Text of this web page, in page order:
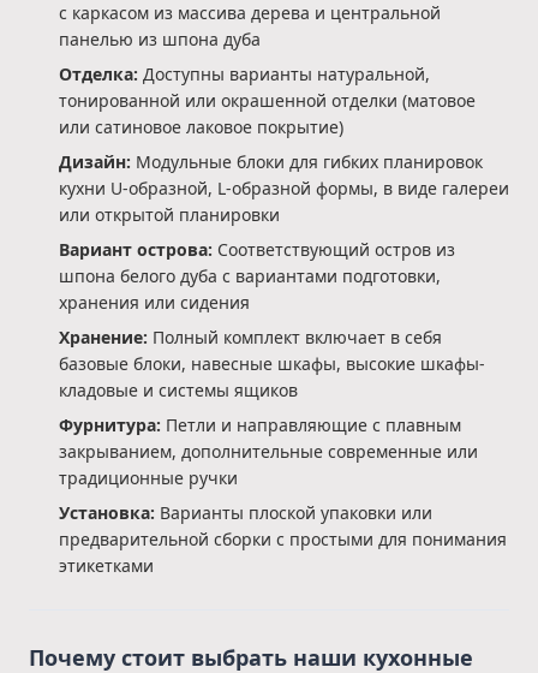
с каркасом из массива дерева и центральной
панелью из шпона дуба
Отделка: Доступны варианты натуральной,
тонированной или окрашенной отделки (матовое
или сатиновое лаковое покрытие)
Дизайн: Модульные блоки для гибких планировок
кухни U-образной, L-образной формы, в виде галереи
или открытой планировки
Вариант острова: Соответствующий остров из
шпона белого дуба с вариантами подготовки,
хранения или сидения
Хранение: Полный комплект включает в себя
базовые блоки, навесные шкафы, высокие шкафы-
кладовые и системы ящиков
Фурнитура: Петли и направляющие с плавным
закрыванием, дополнительные современные или
традиционные ручки
Установка: Варианты плоской упаковки или
предварительной сборки с простыми для понимания
этикетками
Почему стоит выбрать наши кухонные